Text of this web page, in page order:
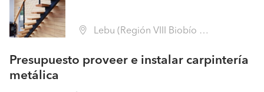
Lebu (Región VIII Biobío - Arauco)
Presupuesto proveer e instalar carpintería
metálica